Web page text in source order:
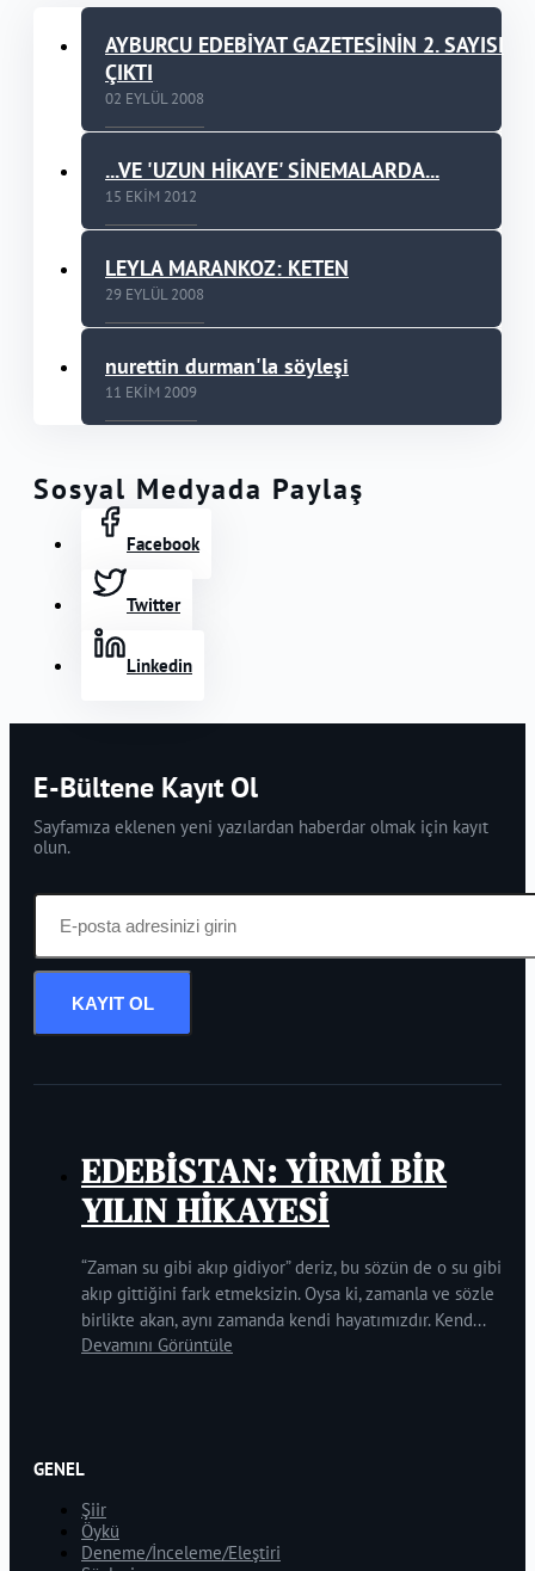
AYBURCU EDEBİYAT GAZETESİNİN 2. SAYISI
ÇIKTI
02 EYLÜL 2008
...VE 'UZUN HİKAYE' SİNEMALARDA...
15 EKIM 2012
LEYLA MARANKOZ: KETEN
29 EYLÜL 2008
nurettin durman'la söyleşi
11 EKIM 2009
Sosyal Medyada Paylaş
Facebook
Twitter
Linkedin
E-Bültene Kayıt Ol
Sayfamıza eklenen yeni yazılardan haberdar olmak için kayıt
olun.
KAYIT OL
EDEBİSTAN: YİRMİ BİR
YILIN HİKAYESİ
“Zaman su gibi akıp gidiyor” deriz, bu sözün de o su gibi
akıp gittiğini fark etmeksizin. Oysa ki, zamanla ve sözle
birlikte akan, aynı zamanda kendi hayatımızdır. Kend...
Devamını Görüntüle
GENEL
Şiir
Öykü
Deneme/İnceleme/Eleştiri